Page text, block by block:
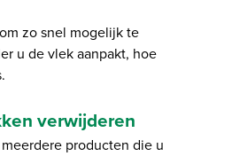
zo snel mogelijk te
u de vlek aanpakt, hoe
verwijderen
producten die u